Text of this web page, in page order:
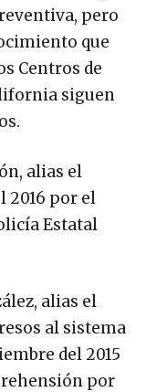
pero
que
Centros de
siguen
alias el
2016 por el
Estatal
alias el
al sistema
del 2015
por